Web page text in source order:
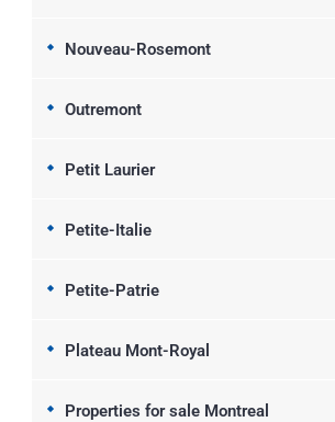
Nouveau-Rosemont
Outremont
Petit Laurier
Petite-Italie
Petite-Patrie
Plateau Mont-Royal
Properties for sale Montreal